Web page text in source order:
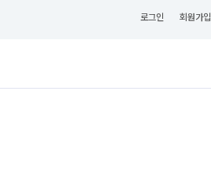
로그인 회원가입